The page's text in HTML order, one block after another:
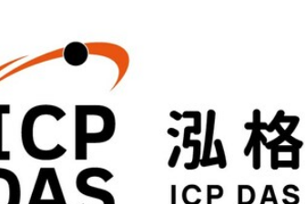
organizations around the world. PR
clients from offices in the Americas,
regions.